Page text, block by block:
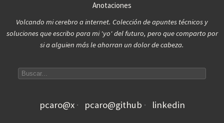
Anotaciones
Volcando mi cerebro a internet. Colección de apuntes técnicos y
soluciones que escribo para mi 'yo' del futuro, pero que comparto por
si a alguien más le ahorran un dolor de cabeza.
pcaro@x pcaro@github linkedin